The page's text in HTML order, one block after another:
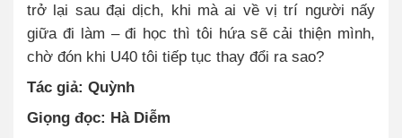
trở lại sau đại dịch, khi mà ai về vị trí người nấy
giữa đi làm – đi học thì tôi hứa sẽ cải thiện mình,
chờ đón khi U40 tôi tiếp tục thay đổi ra sao?
Tác giả: Quỳnh
Giọng đọc: Hà Diễm